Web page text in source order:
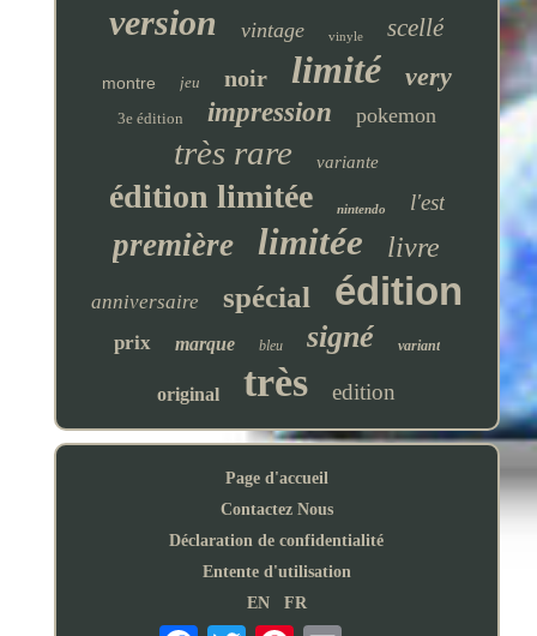
version vintage vinyle scellé
montre jeu noir limité very
3e édition impression pokemon
très rare variante
édition limitée nintendo l'est
première limitée livre
anniversaire spécial édition
prix marque bleu signé variant
original très edition
Page d'accueil
Contactez Nous
Déclaration de confidentialité
Entente d'utilisation
EN
FR